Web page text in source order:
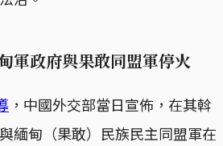
軍政府與果敢同盟軍停火
，中國外交部當日宣佈，在其斡
緬甸（果敢）民族民主同盟軍在